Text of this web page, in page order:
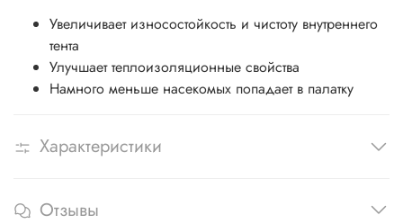
Увеличивает износостойкость и чистоту внутреннего
тента
Улучшает теплоизоляционные свойства
Намного меньше насекомых попадает в палатку
Характеристики
Отзывы